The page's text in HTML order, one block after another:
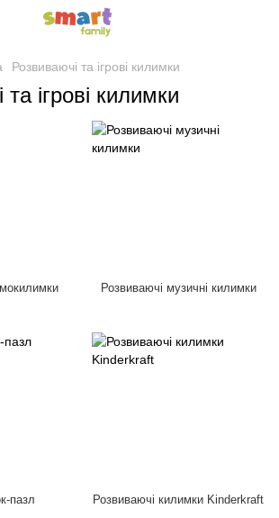
Розвиваючі та ігрові килимки
ігрові килимки
Розвиваючі музичні килимки
пазл Розвиваючі килимки Kinderkraft